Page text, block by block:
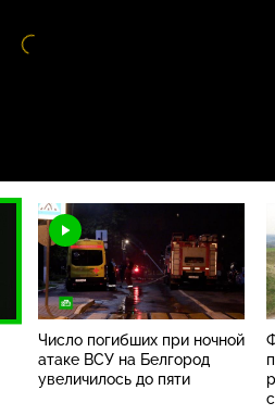
Число погибших при ночной
атаке ВСУ на Белгород
увеличилось до пяти